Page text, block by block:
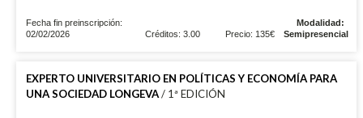
Fecha fin preinscripción:
02/02/2026
Créditos: 3.00 Precio: 135€
Modalidad:
Semipresencial
EXPERTO UNIVERSITARIO EN POLÍTICAS Y ECONOMÍA PARA
UNA SOCIEDAD LONGEVA/ 1ª EDICIÓN